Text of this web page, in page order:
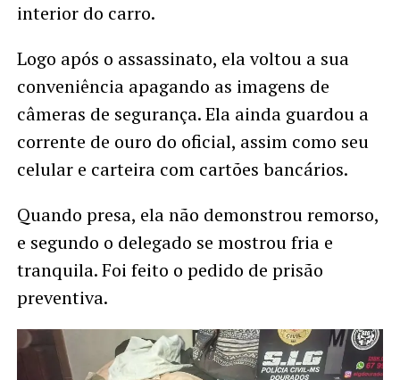
interior do carro.
Logo após o assassinato, ela voltou a sua
conveniência apagando as imagens de
câmeras de segurança. Ela ainda guardou a
corrente de ouro do oficial, assim como seu
celular e carteira com cartões bancários.
Quando presa, ela não demonstrou remorso,
e segundo o delegado se mostrou fria e
tranquila. Foi feito o pedido de prisão
preventiva.